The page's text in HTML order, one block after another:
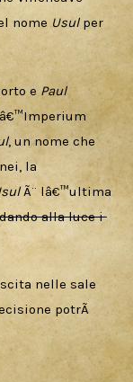
nome Usul per
e Paul
, un nome che
la
Ã¨ lâ€™ultima
alla luce i
nelle sale
potrÃ